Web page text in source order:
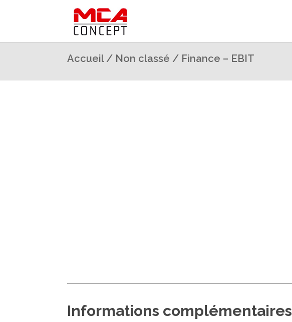
Accueil/ Non classé / Finance – EBIT
Informations complémentaires